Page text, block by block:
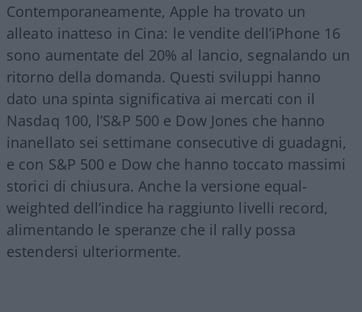
Contemporaneamente, Apple ha trovato un
alleato inatteso in Cina: le vendite dell’iPhone 16
sono aumentate del 20% al lancio, segnalando un
ritorno della domanda. Questi sviluppi hanno
dato una spinta significativa ai mercati con il
Nasdaq 100, l’S&P 500 e Dow Jones che hanno
inanellato sei settimane consecutive di guadagni,
e con S&P 500 e Dow che hanno toccato massimi
storici di chiusura. Anche la versione equal-
weighted dell’indice ha raggiunto livelli record,
alimentando le speranze che il rally possa
estendersi ulteriormente.